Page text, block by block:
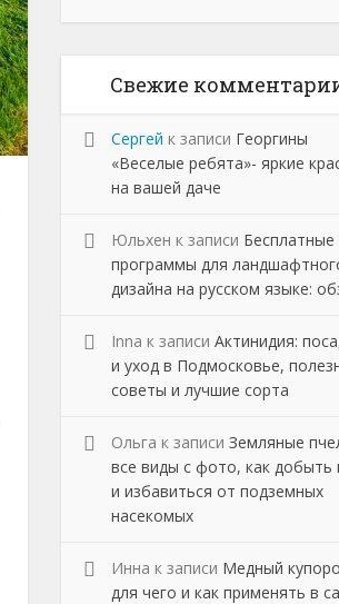
Свежие
Сергей к записи Георгины
«Веселые ребята»- яркие
на вашей даче
Юльхен к записи Бесплатные
программы для
дизайна на русском языке:
Inna к записи Актинидия:
и уход в Подмосковье,
советы и лучшие сорта
Ольга к записи Земляные
все виды с фото, как добыть
и избавиться от подземных
насекомых
Инна к записи Медный
для чего и как применять в